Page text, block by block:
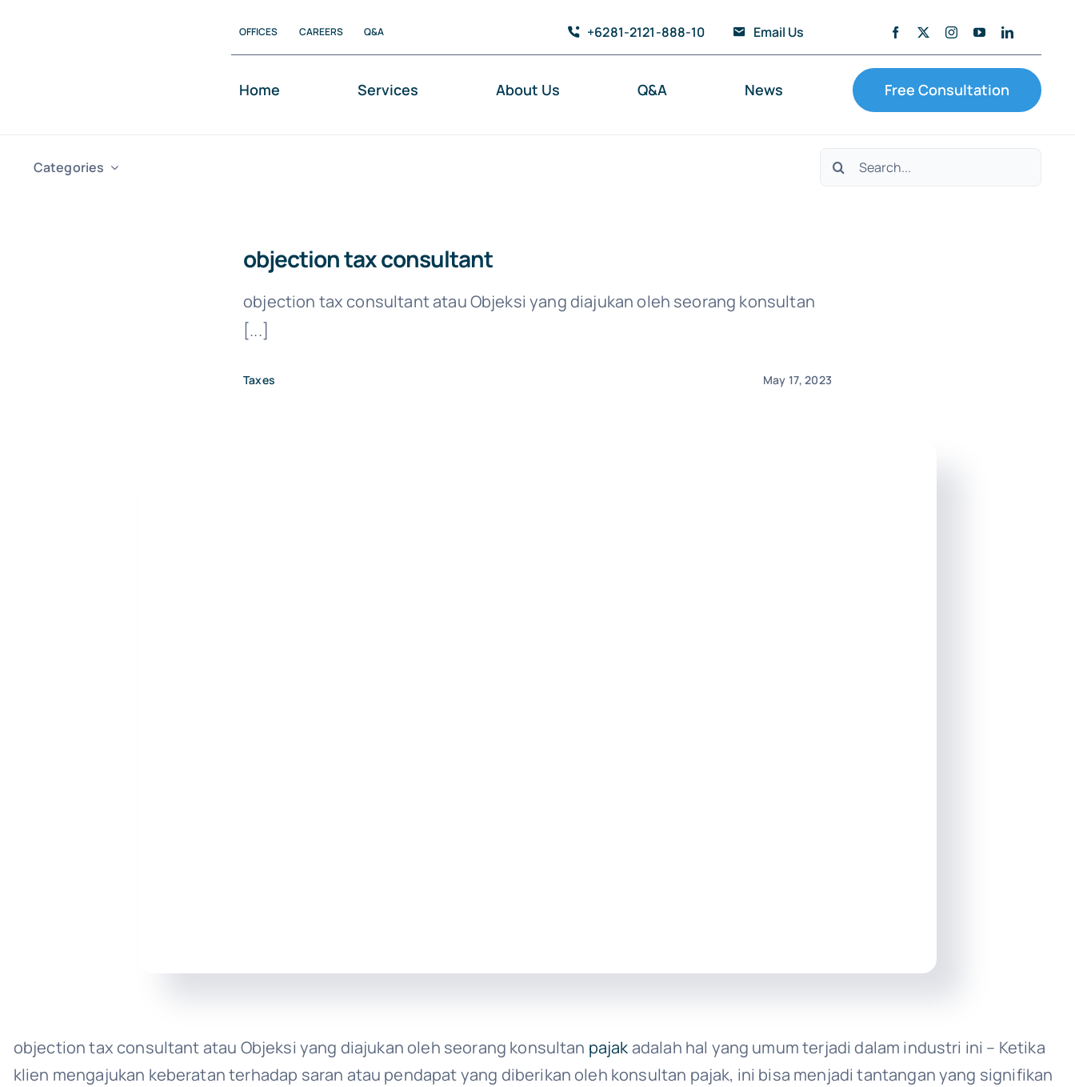
OFFICES CAREERS Q&A +6281-2121-888-10 Email Us
Home Services About Us Q&A News Free Consultation
Categories
Search
objection tax consultant
objection tax consultant atau Objeksi yang diajukan oleh seorang konsultan
[...]
Taxes May 17, 2023
objection tax consultant atau Objeksi yang diajukan oleh seorang konsultan pajakadalah hal yang umum terjadi dalam industri ini – Ketika
klien mengajukan keberatan terhadap saran atau pendapat yang diberikan oleh konsultan pajak, ini bisa menjadi tantangan yang signifikan